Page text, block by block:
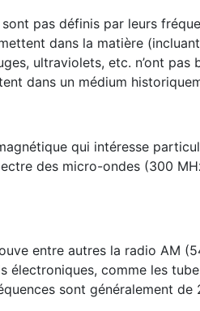
pas définis par leurs
dans la matière
ultraviolets, etc. n’ont
dans un médium
qui intéresse
des micro-ondes (300
entre autres la radio AM
électroniques, comme les
sont généralement